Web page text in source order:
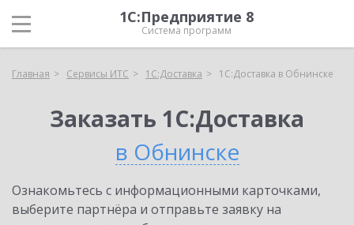
1С:Предприятие 8
Система программ
Главная Сервисы ИТС 1С:Доставка 1С:Доставка в Обнинске
Заказать 1С:Доставка
в Обнинске
Ознакомьтесь с информационными карточками,
выберите партнёра и отправьте заявку на